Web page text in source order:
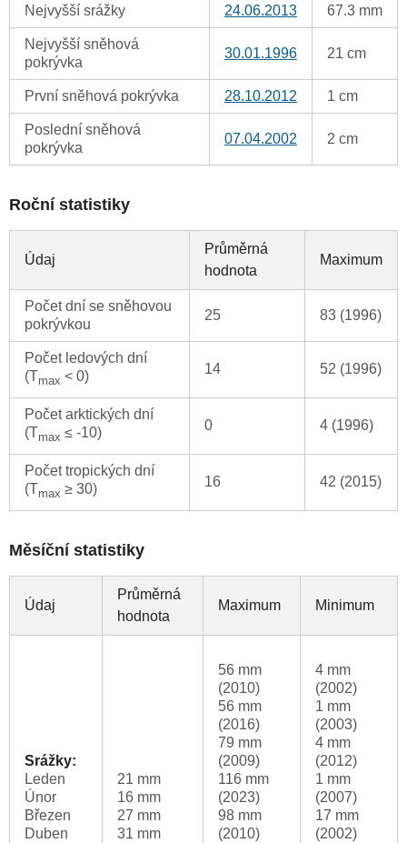
Nejvyšší srážky 24.06.2013 67.3 mm
Nejvyšší sněhová
pokrývka
30.01.1996 21 cm
První sněhová pokrývka 28.10.2012 1 cm
Poslední sněhová
pokrývka
07.04.2002 2 cm
Roční statistiky
Údaj
Průměrná
hodnota
Maximum
Počet dní se sněhovou
pokrývkou
25 83 (1996)
Počet ledových dní
(Tmax < 0) 14 52 (1996)
Počet arktických dní
(Tmax ≤ -10) 0 4 (1996)
Počet tropických dní
(Tmax ≥ 30) 16 42 (2015)
Měsíční statistiky
Údaj
Průměrná
hodnota
Maximum Minimum
Srážky:
Leden
Únor
Březen
Duben
21 mm
16 mm
27 mm
31 mm
56 mm
(2010)
56 mm
(2016)
79 mm
(2009)
116 mm
(2023)
98 mm
(2010)
4 mm
(2002)
1 mm
(2003)
4 mm
(2012)
1 mm
(2007)
17 mm
(2002)